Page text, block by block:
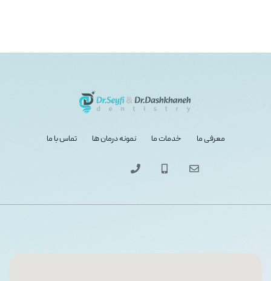
تماس با ما نمونه درمان ها خدمات ما معرفی ما